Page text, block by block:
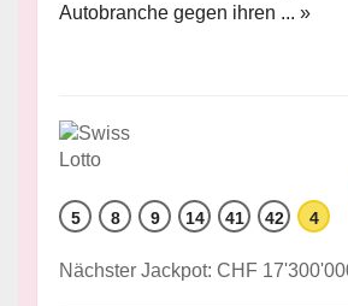
Autobranche gegen ihren ... »
5 8 9 14 41 42 4
Nächster Jackpot: CHF